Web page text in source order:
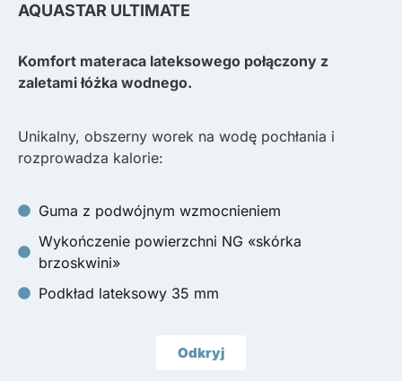
AQUASTAR ULTIMATE
Komfort materaca lateksowego połączony z
zaletami łóżka wodnego.
Unikalny, obszerny worek na wodę pochłania i
rozprowadza kalorie:
Guma z podwójnym wzmocnieniem
Wykończenie powierzchni NG «skórka
brzoskwini»
Podkład lateksowy 35 mm
Odkryj